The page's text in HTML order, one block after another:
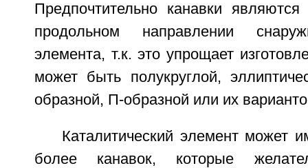
Предпочтительно канавки
продольном направлении
элемента, т.к. это упрощает
может быть полукруглой,
образной, П-образной или их
Каталитический элемент может
более канавок, которые